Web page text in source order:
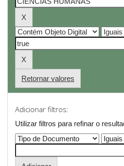
Retornar valores
Adicionar filtros:
Utilizar filtros para refinar o